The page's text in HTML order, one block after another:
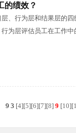
的绩效？
、行为层和结果层的
为层评估员工在工作
9 3 [4][5][6][7][8] 9 [10][